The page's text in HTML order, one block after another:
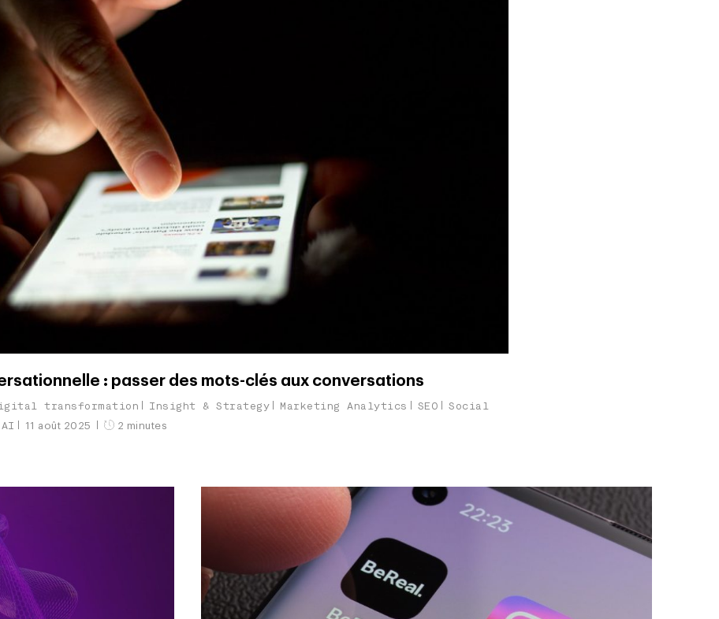
: passer des mots-clés aux conversations
transformation Insight & Strategy Marketing Analytics SEO
Social
11 août 2025 2 minutes